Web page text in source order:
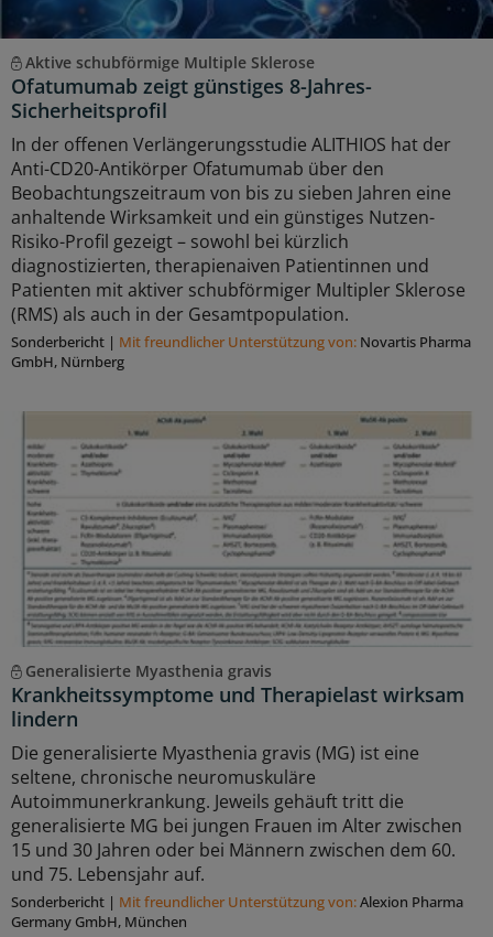
Aktive schubförmige Multiple Sklerose
Ofatumumab zeigt günstiges 8-Jahres-
Sicherheitsprofil
In der offenen Verlängerungsstudie ALITHIOS hat der
Anti-CD20-Antikörper Ofatumumab über den
Beobachtungszeitraum von bis zu sieben Jahren eine
anhaltende Wirksamkeit und ein günstiges Nutzen-
Risiko-Profil gezeigt – sowohl bei kürzlich
diagnostizierten, therapienaiven Patientinnen und
Patienten mit aktiver schubförmiger Multipler Sklerose
(RMS) als auch in der Gesamtpopulation.
Sonderbericht | Mit freundlicher Unterstützung von: Novartis Pharma
GmbH, Nürnberg
Generalisierte Myasthenia gravis
Krankheitssymptome und Therapielast wirksam
lindern
Die generalisierte Myasthenia gravis (MG) ist eine
seltene, chronische neuromuskuläre
Autoimmunerkrankung. Jeweils gehäuft tritt die
generalisierte MG bei jungen Frauen im Alter zwischen
15 und 30 Jahren oder bei Männern zwischen dem 60.
und 75. Lebensjahr auf.
Sonderbericht | Mit freundlicher Unterstützung von:Alexion Pharma
Germany GmbH, München